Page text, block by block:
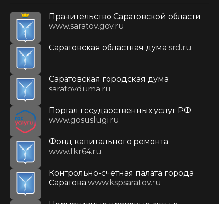
Правительство Саратовской области
www.saratov.gov.ru
Саратовская областная дума srd.ru
Саратовская городская дума
saratovduma.ru
Портал государственных услуг РФ
www.gosuslugi.ru
Фонд капитального ремонта
www.fkr64.ru
Контрольно-счетная палата города
Саратова www.kspsaratov.ru